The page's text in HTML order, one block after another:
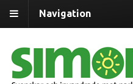
Navigation